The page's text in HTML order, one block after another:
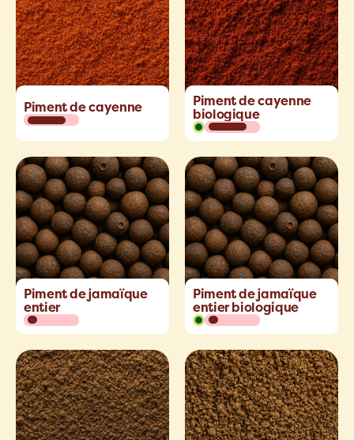
Piment de cayenne
Piment de cayenne
biologique
Piment de jamaïque
entier
Piment de jamaïque
entier biologique